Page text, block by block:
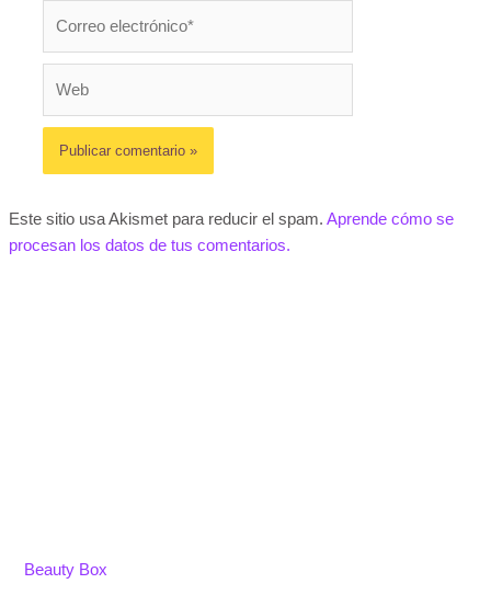
Este sitio usa Akismet para reducir el spam. Aprende cómo se
procesan los datos de tus comentarios.
Beauty Box